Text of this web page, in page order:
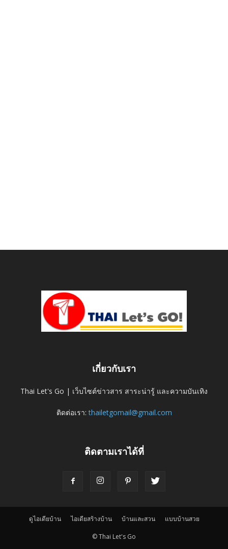
เกี่ยวกับเรา
Thai Let's Go | เว็บไซต์ข่าวสาร สาระน่ารู้ และความบันเทิง
ติดต่อเรา:thailetgomail@gmail.com
ติดตามเราได้ที่
ดูไอเดียบ้าน ไอเดียสร้างบ้าน บ้านและสวน แบบบ้านสวย
© Thai Let's Go